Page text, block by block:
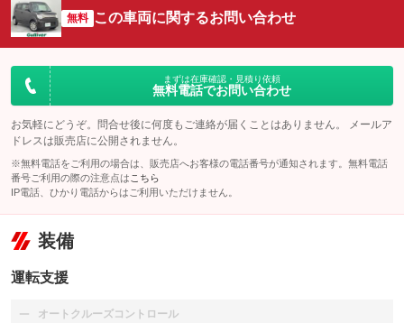
無料 この車両に関するお問い合わせ
まずは在庫確認・見積り依頼
無料電話でお問い合わせ
お気軽にどうぞ。問合せ後に何度もご連絡が届くことはありません。 メールア
ドレスは販売店に公開されません。
※無料電話をご利用の場合は、販売店へお客様の電話番号が通知されます。無料電話
番号ご利用の際の注意点は こちら
IP電話、ひかり電話からはご利用いただけません。
装備
運転支援
オートクルーズコントロール
：装備なし